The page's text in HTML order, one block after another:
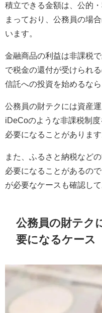
積立できる金額は、公的
まっており、公務員の場
います。
金融商品の利益は非課税
で税金の還付が受けられ
信託への投資を始めるな
公務員の財テクには資産
iDeCoのような非課税制
必要になることがあります
また、ふるさと納税など
必要になることがあるの
が必要なケースも確認して
公務員の財テク
要になるケース